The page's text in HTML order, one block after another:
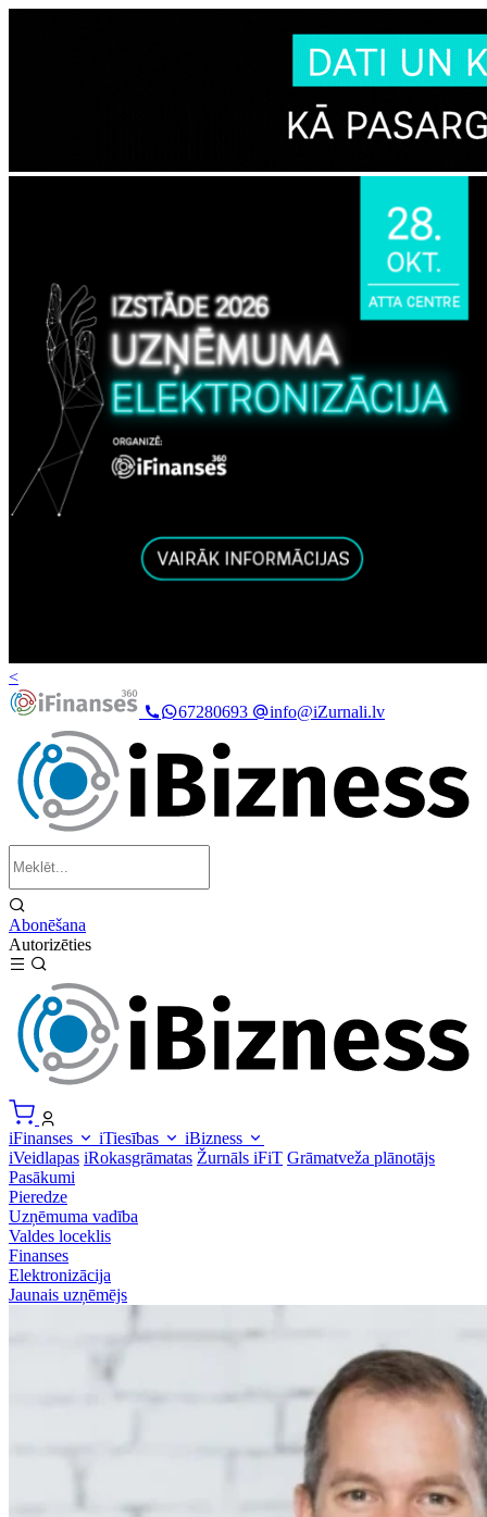
<
67280693
info@iZurnali.lv
Abonēšana
Autorizēties
iFinanses iTiesības
iBizness
iVeidlapas iRokasgrāmatas Žurnāls iFiT Grāmatveža plānotājs
Pasākumi
Pieredze
Uzņēmuma vadība
Valdes loceklis
Finanses
Elektronizācija
Jaunais uzņēmējs